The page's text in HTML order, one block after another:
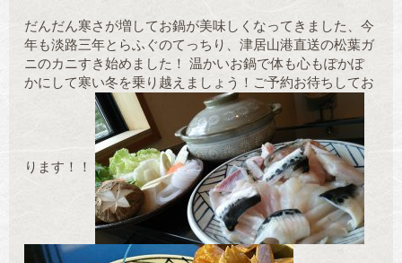
だんだん寒さが増してお鍋が美味しくなってきました、今
年も淡路三年とらふぐのてっちり、津居山港直送の松葉ガ
ニのカニすき始めました！ 温かいお鍋で体も心もぽかぽ
かにして寒い冬を乗り越えましょう！ご予約お待ちしてお
ります！！